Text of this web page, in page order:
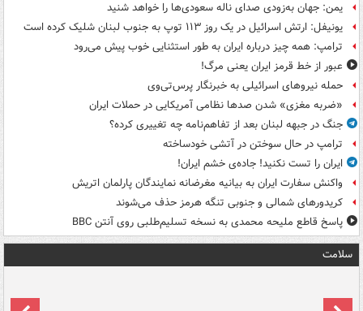
یمن: جهان به‌زودی صدای ناله سعودی‌ها را خواهد شنید
یونیفل: ارتش اسرائیل در یک روز ۱۱۳ توپ به جنوب لبنان شلیک کرده است
ترامپ: همه چیز درباره ایران به طور استثنایی خوب پیش می‌رود
عبور از خط قرمز ایران یعنی مرگ!
حمله نیروهای اسرائیلی به خبرنگار پرس‌تی‌وی
«ضربه مغزی» شدن صدها نظامی آمریکایی در حملات ایران
جنگ در جبهه لبنان بعد از تفاهم‌نامه چه تغییری کرده؟
ترامپ در حال سوختن در آتشی خودساخته
ایران را تست نکنید! جاده‌ی خشم ایران!
واکنش سفارت ایران به بیانیه مغرضانه نمایندگان پارلمان اتریش
کریدورهای شمالی و جنوبی تنگه هرمز حذف می‌شوند
پاسخ قاطع ملیحه محمدی به نسخه تسلیم‌طلبی روی آنتن BBC
سلامت